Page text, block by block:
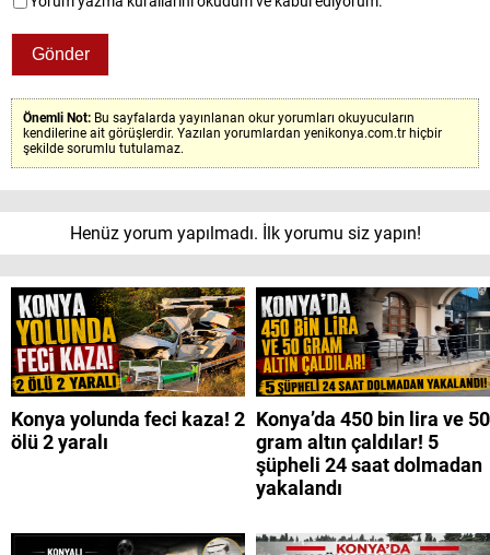
Önemli Not: Bu sayfalarda yayınlanan okur yorumları okuyucuların
kendilerine ait görüşlerdir. Yazılan yorumlardan yenikonya.com.tr hiçbir
şekilde sorumlu tutulamaz.
Henüz yorum yapılmadı. İlk yorumu siz yapın!
Konya yolunda feci kaza! 2
ölü 2 yaralı
Konya’da 450 bin lira ve 50
gram altın çaldılar! 5
şüpheli 24 saat dolmadan
yakalandı